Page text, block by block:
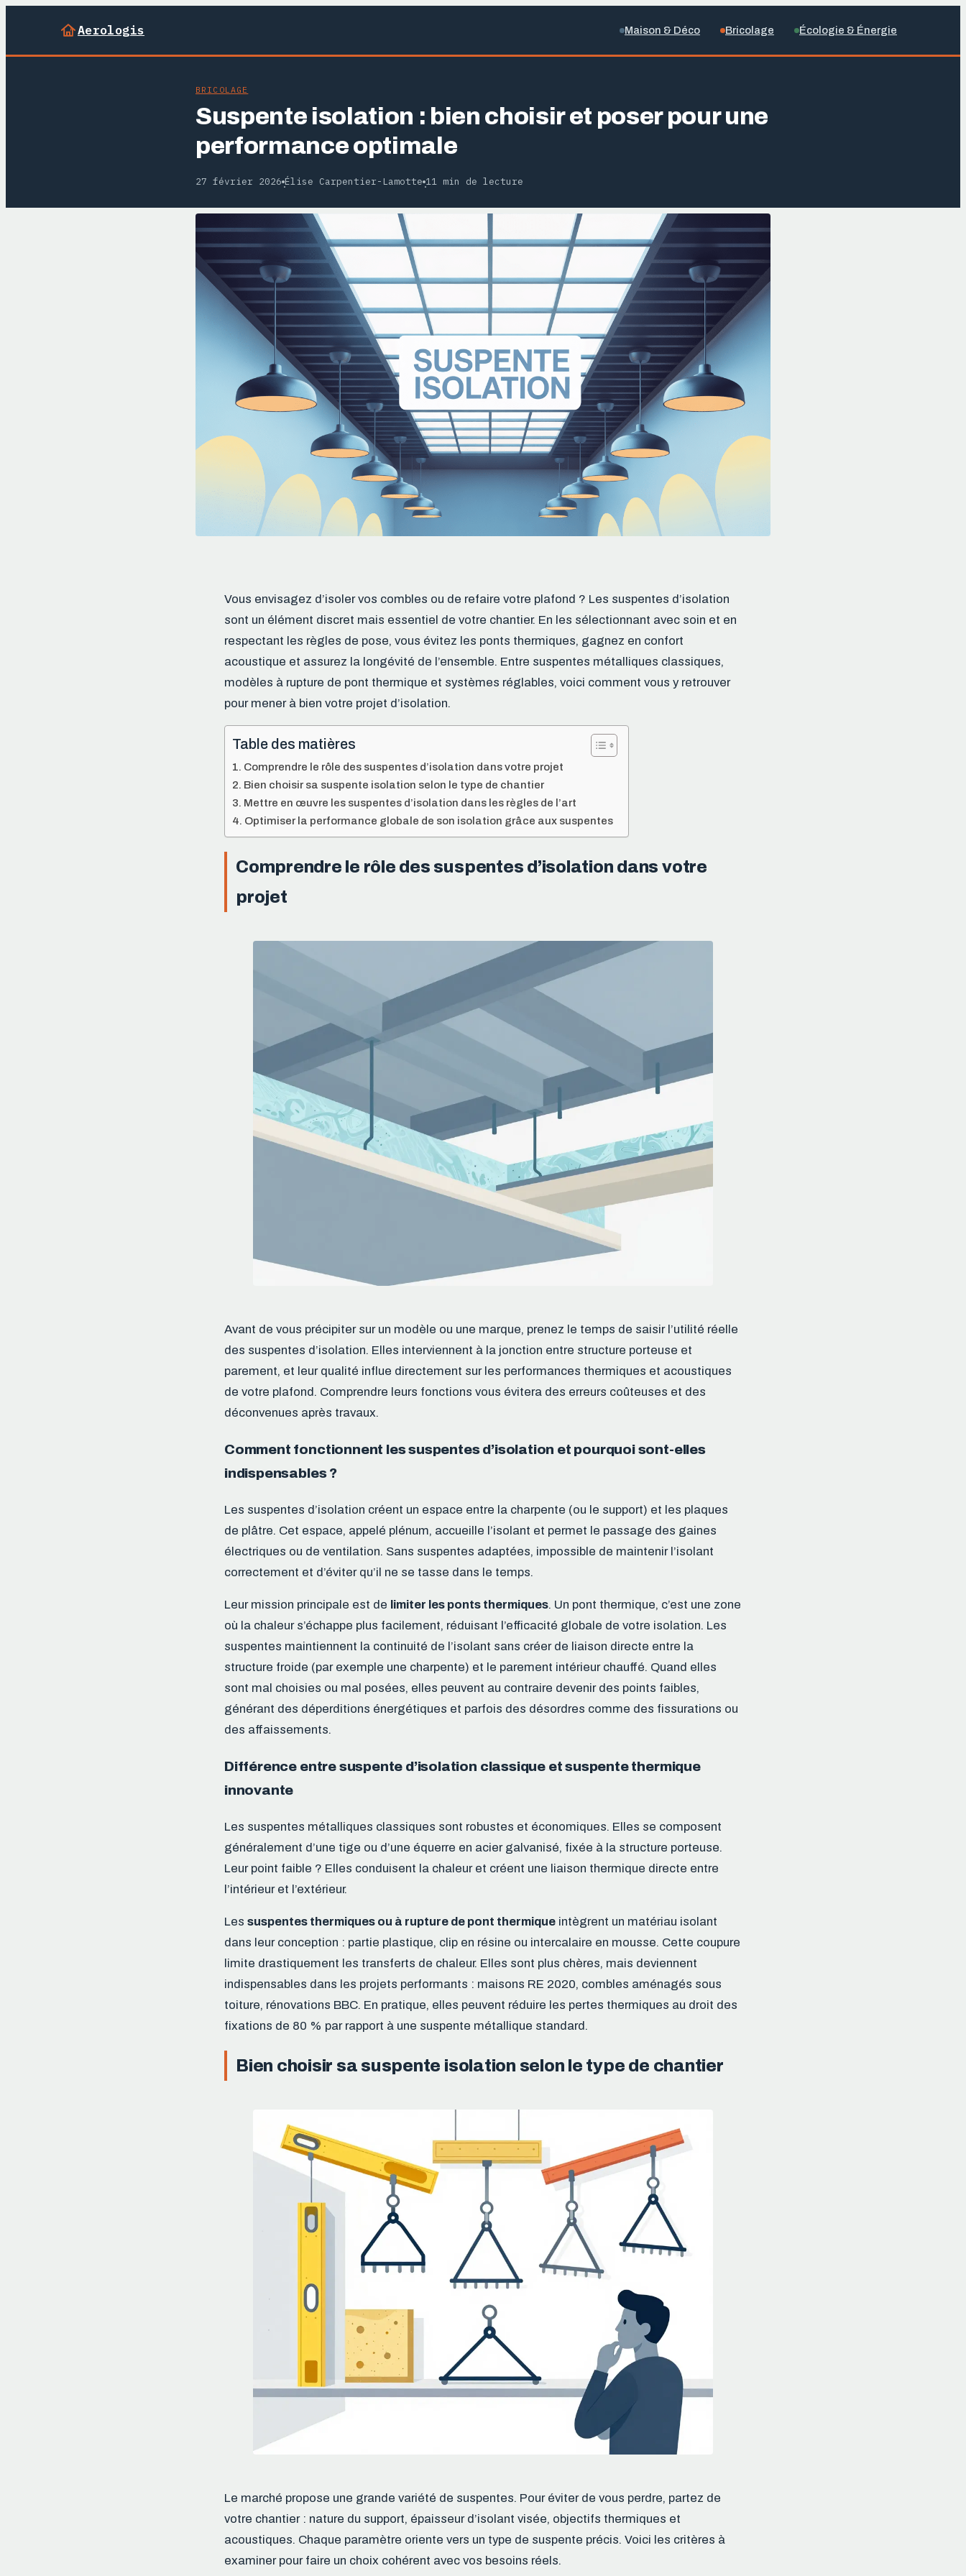
Aerologis Maison & Déco Bricolage Écologie & Énergie
BRICOLAGE
Suspente isolation : bien choisir et poser pour une
performance optimale
27 février 2026·Élise Carpentier-Lamotte·11 min de lecture
Vous envisagez d’isoler vos combles ou de refaire votre plafond ? Les suspentes d’isolation
sont un élément discret mais essentiel de votre chantier. En les sélectionnant avec soin et en
respectant les règles de pose, vous évitez les ponts thermiques, gagnez en confort
acoustique et assurez la longévité de l’ensemble. Entre suspentes métalliques classiques,
modèles à rupture de pont thermique et systèmes réglables, voici comment vous y retrouver
pour mener à bien votre projet d’isolation.
Table des matières
Comprendre le rôle des suspentes d’isolation dans votre projet
Bien choisir sa suspente isolation selon le type de chantier
Mettre en œuvre les suspentes d’isolation dans les règles de l’art
Optimiser la performance globale de son isolation grâce aux suspentes
Comprendre le rôle des suspentes d’isolation dans votre
projet
Avant de vous précipiter sur un modèle ou une marque, prenez le temps de saisir l’utilité réelle
des suspentes d’isolation. Elles interviennent à la jonction entre structure porteuse et
parement, et leur qualité influe directement sur les performances thermiques et acoustiques
de votre plafond. Comprendre leurs fonctions vous évitera des erreurs coûteuses et des
déconvenues après travaux.
Comment fonctionnent les suspentes d’isolation et pourquoi sont-elles
indispensables ?
Les suspentes d’isolation créent un espace entre la charpente (ou le support) et les plaques
de plâtre. Cet espace, appelé plénum, accueille l’isolant et permet le passage des gaines
électriques ou de ventilation. Sans suspentes adaptées, impossible de maintenir l’isolant
correctement et d’éviter qu’il ne se tasse dans le temps.
Leur mission principale est de limiter les ponts thermiques. Un pont thermique, c’est une zone
où la chaleur s’échappe plus facilement, réduisant l’efficacité globale de votre isolation. Les
suspentes maintiennent la continuité de l’isolant sans créer de liaison directe entre la
structure froide (par exemple une charpente) et le parement intérieur chauffé. Quand elles
sont mal choisies ou mal posées, elles peuvent au contraire devenir des points faibles,
générant des déperditions énergétiques et parfois des désordres comme des fissurations ou
des affaissements.
Différence entre suspente d’isolation classique et suspente thermique
innovante
Les suspentes métalliques classiques sont robustes et économiques. Elles se composent
généralement d’une tige ou d’une équerre en acier galvanisé, fixée à la structure porteuse.
Leur point faible ? Elles conduisent la chaleur et créent une liaison thermique directe entre
l’intérieur et l’extérieur.
Les suspentes thermiques ou à rupture de pont thermique intègrent un matériau isolant
dans leur conception : partie plastique, clip en résine ou intercalaire en mousse. Cette coupure
limite drastiquement les transferts de chaleur. Elles sont plus chères, mais deviennent
indispensables dans les projets performants : maisons RE 2020, combles aménagés sous
toiture, rénovations BBC. En pratique, elles peuvent réduire les pertes thermiques au droit des
fixations de 80 % par rapport à une suspente métallique standard.
Bien choisir sa suspente isolation selon le type de chantier
Le marché propose une grande variété de suspentes. Pour éviter de vous perdre, partez de
votre chantier : nature du support, épaisseur d’isolant visée, objectifs thermiques et
acoustiques. Chaque paramètre oriente vers un type de suspente précis. Voici les critères à
examiner pour faire un choix cohérent avec vos besoins réels.